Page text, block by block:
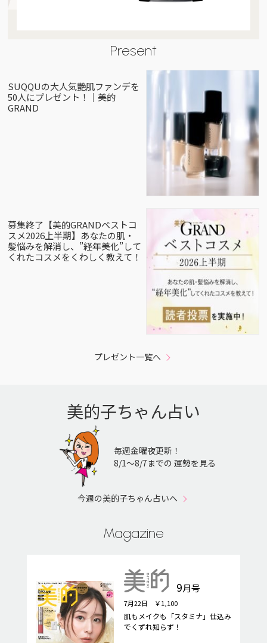
Present
SUQQUの大人気艶肌ファンデを
50人にプレゼント！｜美的
GRAND
募集終了【美的GRANDベストコ
スメ2026上半期】あなたの肌・
髪悩みを解消し、”経年美化”して
くれたコスメをくわしく教えて！
プレゼント一覧へ
美的子ちゃん占い
毎週金曜夜更新！
8/1〜8/7までの 運勢を見る
今週の美的子ちゃん占いへ
Magazine
9月号
7月22日 ￥1,100
肌もメイクも「スタミナ」仕込み
でくずれ知らず！